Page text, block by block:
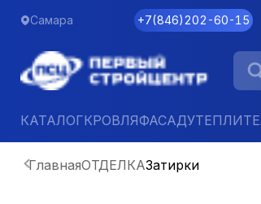
Самара +7(846)202-60-15
КАТАЛОГКРОВЛЯФАСАД
ГлавнаяОТДЕЛКАЗатирки